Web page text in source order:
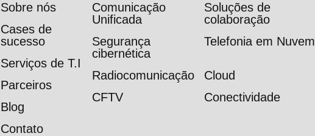
Sobre nós
Cases de
sucesso
Serviços de T.I
Parceiros
Blog
Contato
Comunicação
Unificada
Soluções de
colaboração
Segurança
cibernética
Telefonia em Nuvem
Radiocomunicação
Cloud
CFTV
Conectividade